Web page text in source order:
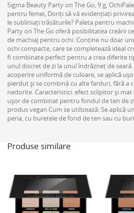
Sigma Beauty Party on The Go, 9 g,
pentru femei, Doriți să vă evidențiați
le subliniați trăsăturile? Paleta pentru
Party on The Go oferă posibilitatea creării
de machiaj pentru ochi. Conține nu doar
ochi compacte, care se completează ideal
fi combinate perfect pentru a crea diferite
unul discret de zi la unul îndrăzneț de
acoperire uniformă de culoare, se aplică
pierdut și se combină cu alte farduri, fără a
nedorite. Caracteristici: efect sclipitor și
ușor de combinat pentru fondul de ten de
produs vegan Cum se utilizează: Se aplică
peria, cu buretele de fond de ten sau cu
Produse similare